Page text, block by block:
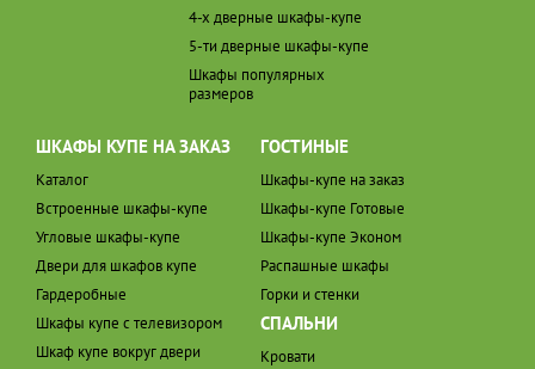
4-х дверные шкафы-купе
5-ти дверные шкафы-купе
Шкафы популярных
размеров
ШКАФЫ КУПЕ НА ЗАКАЗ
Каталог
Встроенные шкафы-купе
Угловые шкафы-купе
Двери для шкафов купе
Гардеробные
Шкафы купе с телевизором
Шкаф купе вокруг двери
ГОСТИНЫЕ
Шкафы-купе на заказ
Шкафы-купе Готовые
Шкафы-купе Эконом
Распашные шкафы
Горки и стенки
СПАЛЬНИ
Кровати